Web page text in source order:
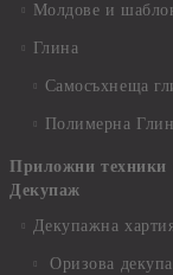
Молдове и
Глина
Самосъхнеща
Полимерна
Приложни техники
Декупаж
Декупажна
Оризова